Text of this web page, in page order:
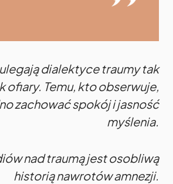
dialektyce traumy tak
ofiary. Temu, kto obserwuje,
zachować spokój i jasność
myślenia.
nad traumą jest osobliwą
historią nawrotów amnezji.